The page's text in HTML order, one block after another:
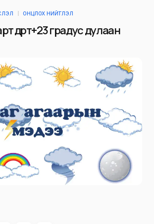
ОНЦЛОХ НИЙТЛЭЛ
өдөртөө +23 градус дулаан